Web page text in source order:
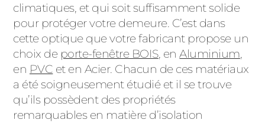
climatiques, et qui soit suffisamment solide
pour protéger votre demeure. C’est dans
cette optique que votre fabricant propose un
choix de porte-fenêtre BOIS, enAluminium,
en PVC et en Acier. Chacun de ces matériaux
a été soigneusement étudié et il se trouve
qu’ils possèdent des propriétés
remarquables en matière d’isolation